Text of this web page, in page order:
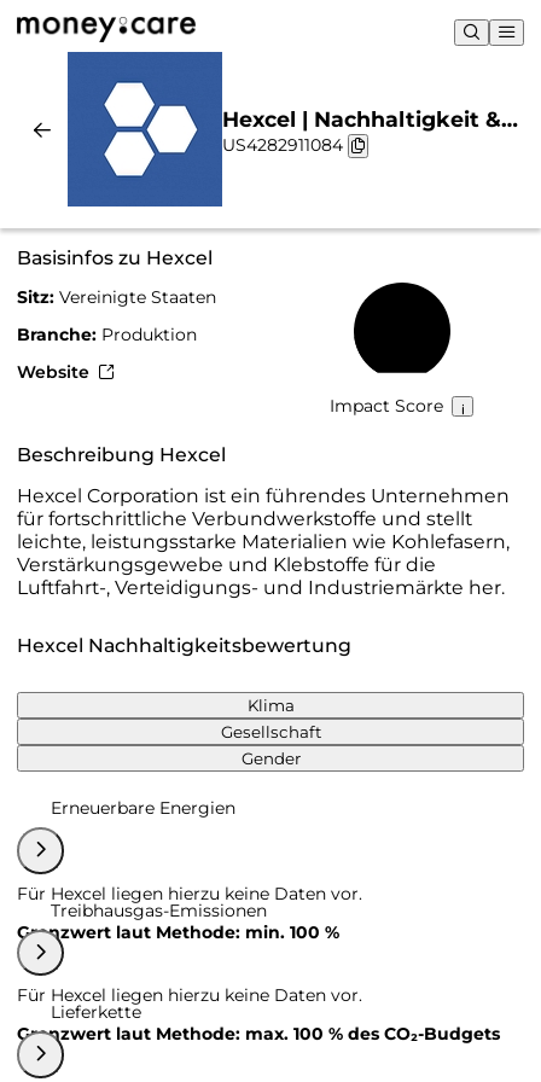
Hexcel | Nachhaltigkeit &
Chart
US4282911084
Basisinfos zu Hexcel
Sitz: Vereinigte Staaten
Branche: Produktion
Website
Impact Score
Beschreibung Hexcel
Hexcel Corporation ist ein führendes Unternehmen
für fortschrittliche Verbundwerkstoffe und stellt
leichte, leistungsstarke Materialien wie Kohlefasern,
Verstärkungsgewebe und Klebstoffe für die
Luftfahrt-, Verteidigungs- und Industriemärkte her.
Hexcel Nachhaltigkeitsbewertung
Klima
Gesellschaft
Gender
Erneuerbare Energien
Für Hexcel liegen hierzu keine Daten vor.
Grenzwert laut Methode: min. 100 %
Treibhausgas-Emissionen
Für Hexcel liegen hierzu keine Daten vor.
Grenzwert laut Methode: max. 100 % des CO₂-Budgets
Lieferkette